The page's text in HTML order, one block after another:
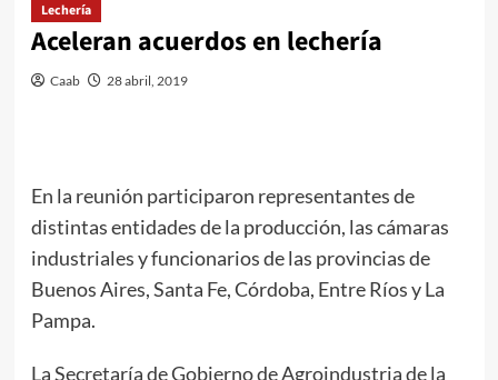
Lechería
Aceleran acuerdos en lechería
Caab 28 abril, 2019
En la reunión participaron representantes de
distintas entidades de la producción, las cámaras
industriales y funcionarios de las provincias de
Buenos Aires, Santa Fe, Córdoba, Entre Ríos y La
Pampa.
La Secretaría de Gobierno de Agroindustria de la